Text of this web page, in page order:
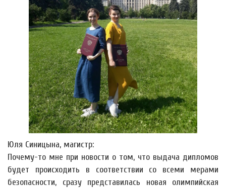
Юля Синицына, магистр:
Почему-то мне при новости о том, что выдача дипломов
будет происходить в соответствии со всеми мерами
безопасности, сразу представилась новая олимпийская